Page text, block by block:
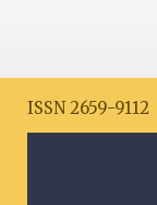
ISSN 2659-9112 |